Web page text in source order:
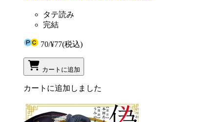
タテ読み
完結
70/¥77(税込)
カートに追加
カートに追加しました